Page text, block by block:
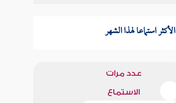
الأكثر استماعا لهذا الشهر
عدد مرات
الاستماع